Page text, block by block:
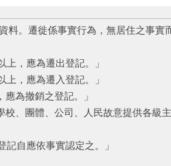
料。遷徙係事實行為，無居住之事實
，應為遷出登記。」
，應為遷入登記。」
為撤銷之登記。」
、團體、公司、人民故意提供各級
自應依事實認定之。」